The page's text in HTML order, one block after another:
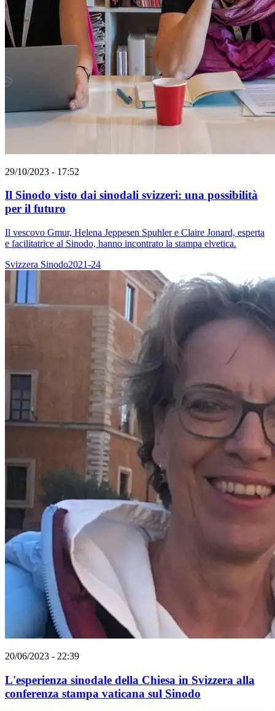
29/10/2023 - 17:52
Il Sinodo visto dai sinodali svizzeri: una possibilità
per il futuro
Il vescovo Gmur, Helena Jeppesen Spuhler e Claire Jonard, esperta
e facilitatrice al Sinodo, hanno incontrato la stampa elvetica.
Svizzera Sinodo2021-24
20/06/2023 - 22:39
L'esperienza sinodale della Chiesa in Svizzera alla
conferenza stampa vaticana sul Sinodo